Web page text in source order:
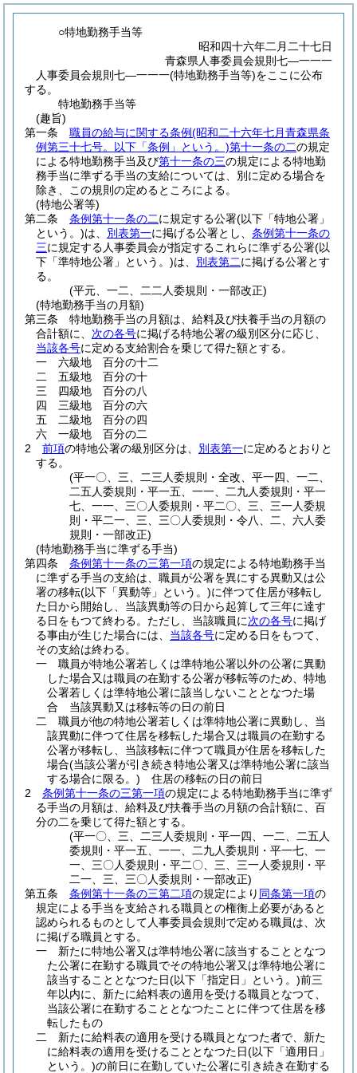
○特地勤務手当等
昭和四十六年二月二十七日
青森県人事委員会規則七―一一一
人事委員会規則七―一一一(特地勤務手当等)をここに公布
する。
特地勤務手当等
(趣旨)
第一条
職員の給与に関する条例(昭和二十六年七月青森県条
例第三十七号。以下「条例」という。)第十一条の二の規定
による特地勤務手当及び第十一条の三の規定による特地勤
務手当に準ずる手当の支給については、別に定める場合を
除き、この規則の定めるところによる。
(特地公署等)
第二条
条例第十一条の二に規定する公署(以下「特地公署」
という。)は、 別表第一に掲げる公署とし、 条例第十一条の
三に規定する人事委員会が指定するこれらに準ずる公署(以
下「準特地公署」という。)は、 別表第二に掲げる公署とす
る。
(平元、一二、二二人委規則・一部改正)
(特地勤務手当の月額)
第三条
特地勤務手当の月額は、給料及び扶養手当の月額の
合計額に、 次の各号に掲げる特地公署の級別区分に応じ、
当該各号に定める支給割合を乗じて得た額とする。
一
六級地 百分の十二
二
五級地 百分の十
三
四級地 百分の八
四
三級地 百分の六
五
二級地 百分の四
六
一級地 百分の二
2
前項の特地公署の級別区分は、 別表第一に定めるとおりと
する。
(平一〇、三、二三人委規則・全改、平一四、一二、
二五人委規則・平一五、一一、二九人委規則・平一
七、一一、三〇人委規則・平二〇、三、三一人委規
則・平二一、三、三〇人委規則・令八、二、六人委
規則・一部改正)
(特地勤務手当に準ずる手当)
第四条
条例第十一条の三第一項の規定による特地勤務手当
に準ずる手当の支給は、職員が公署を異にする異動又は公
署の移転(以下「異動等」という。)に伴つて住居が移転し
た日から開始し、当該異動等の日から起算して三年に達す
る日をもつて終わる。 ただし、当該職員に次の各号に掲げ
る事由が生じた場合には、 当該各号に定める日をもつて、
その支給は終わる。
一
職員が特地公署若しくは準特地公署以外の公署に異動
した場合又は職員の在勤する公署が移転等のため、特地
公署若しくは準特地公署に該当しないこととなつた場
合 当該異動又は移転等の日の前日
二
職員が他の特地公署若しくは準特地公署に異動し、当
該異動に伴つて住居を移転した場合又は職員の在勤する
公署が移転し、当該移転に伴つて職員が住居を移転した
場合(当該公署が引き続き特地公署又は準特地公署に該当
する場合に限る。) 住居の移転の日の前日
2
条例第十一条の三第一項の規定による特地勤務手当に準ず
る手当の月額は、給料及び扶養手当の月額の合計額に、百
分の二を乗じて得た額とする。
(平一〇、三、二三人委規則・平一四、一二、二五人
委規則・平一五、一一、二九人委規則・平一七、一
一、三〇人委規則・平二〇、三、三一人委規則・平
二一、三、三〇人委規則・一部改正)
第五条
条例第十一条の三第二項の規定により 同条第一項の
規定による手当を支給される職員との権衡上必要があると
認められるものとして人事委員会規則で定める職員は、次
に掲げる職員とする。
一
新たに特地公署又は準特地公署に該当することとなつ
た公署に在勤する職員でその特地公署又は準特地公署に
該当することとなつた日(以下「指定日」という。)前三
年以内に、新たに給料表の適用を受ける職員となつて、
当該公署に在勤することとなつたことに伴つて住居を移
転したもの
二
新たに給料表の適用を受ける職員となつた者で、新た
に給料表の適用を受けることとなつた日(以下「適用日」
という。)の前日に在勤していた公署に引き続き在勤する